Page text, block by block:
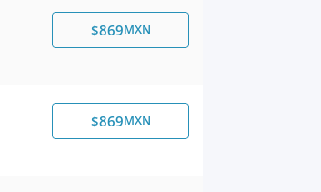
$869MXN
$869MXN